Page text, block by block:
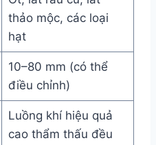
thảo mộc, các loại
hạt
10–80 mm (có thể
điều chỉnh)
Luồng khí hiệu quả
cao thẩm thấu đều